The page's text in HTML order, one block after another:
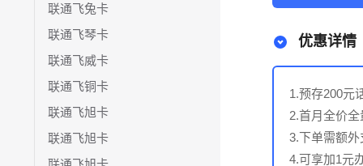
联通飞兔卡
联通飞琴卡
联通飞威卡
联通飞铜卡
联通飞旭卡
联通飞旭卡
优惠详情
1.预存200元
2.首月全价
3.下单需额
4.可享加1元